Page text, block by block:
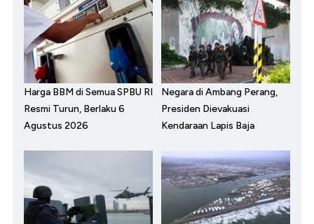
Harga BBM di Semua SPBU RI
Resmi Turun, Berlaku 6
Agustus 2026
Negara di Ambang Perang,
Presiden Dievakuasi
Kendaraan Lapis Baja